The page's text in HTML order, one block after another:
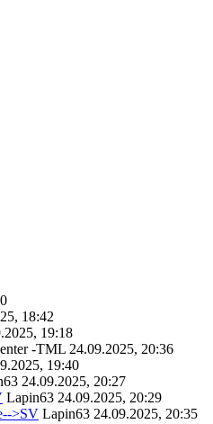
18:42
19:18
-TML 24.09.2025, 20:36
19:40
24.09.2025, 20:27
Lapin63 24.09.2025, 20:29
>SV Lapin63 24.09.2025, 20:35